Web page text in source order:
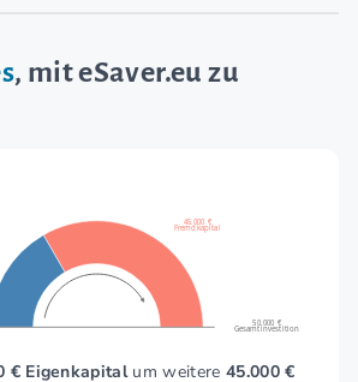
, mit eSaver.eu zu
45.000 €
Fremdkapital
50.000 €
Gesamtinvestition
€ Eigenkapitalum weitere 45.000 €